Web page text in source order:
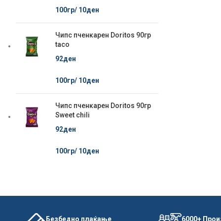
100гр/ 10ден
Чипс пченкарен Doritos 90гр
taco
92ден
100гр/ 10ден
Чипс пченкарен Doritos 90гр
Sweet chili
92ден
100гр/ 10ден
Безбедно плаќање 6000+